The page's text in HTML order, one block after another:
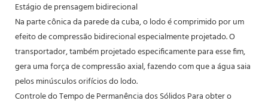
Estágio de prensagem bidirecional
Na parte cônica da parede da cuba, o lodo é comprimido por um
efeito de compressão bidirecional especialmente projetado. O
transportador, também projetado especificamente para esse fim,
gera uma força de compressão axial, fazendo com que a água saia
pelos minúsculos orifícios do lodo.
Controle do Tempo de Permanência dos Sólidos Para obter o